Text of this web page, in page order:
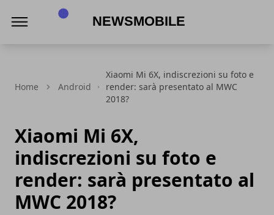
Home Android
Xiaomi Mi 6X, indiscrezioni su foto e
render: sarà presentato al MWC
2018?
Xiaomi Mi 6X,
indiscrezioni su foto e
render: sarà presentato al
MWC 2018?